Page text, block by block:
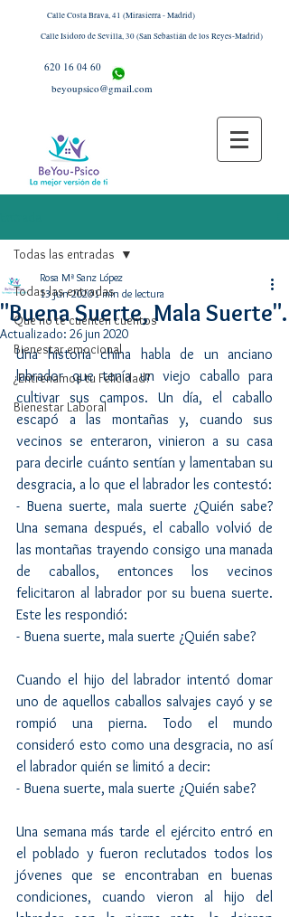
Calle Costa Brava, 41 (Mirasierra - Madrid)
Calle Isidoro de Sevilla, 30 (San Sebastián de los Reyes-Madrid)
beyoupsico@gmail.com
620 16 04 60
Todas las entradas
Que no te cuenten cuentos
Bienestar emocional
¿Entrenamos tu Felicidad?
Bienestar Laboral
Todas las entradas
"Buena Suerte, Mala Suerte".
Rosa Mª Sanz López
13 jun 20201 min de lectura
Actualizado: 26 jun 2020
Una historia china habla de un anciano
labrador que tenía un viejo caballo para
cultivar sus campos. Un día, el caballo
escapó a las montañas y, cuando sus
vecinos se enteraron, vinieron a su casa
para decirle cuánto sentían y lamentaban su
desgracia, a lo que el labrador les contestó:
- Buena suerte, mala suerte ¿Quién sabe?
Una semana después, el caballo volvió de
las montañas trayendo consigo una manada
de caballos, entonces los vecinos
felicitaron al labrador por su buena suerte.
Este les respondió:
- Buena suerte, mala suerte ¿Quién sabe?
Cuando el hijo del labrador intentó domar
uno de aquellos caballos salvajes cayó y se
rompió una pierna. Todo el mundo
consideró esto como una desgracia, no así
el labrador quién se limitó a decir:
- Buena suerte, mala suerte ¿Quién sabe?
Una semana más tarde el ejército entró en
el poblado y fueron reclutados todos los
jóvenes que se encontraban en buenas
condiciones, cuando vieron al hijo del